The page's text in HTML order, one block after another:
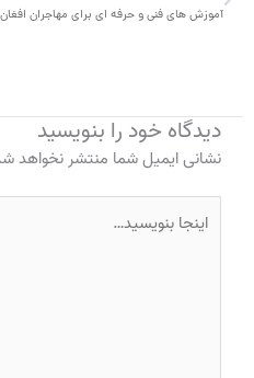
آموزش های فنی و حرفه ای برای مهاجران
دیدگاه‌ خود را بنویسید
نشانی ایمیل شما منتشر نخواهد
بنویسید…